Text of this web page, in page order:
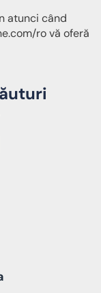
atunci când
ro vă oferă